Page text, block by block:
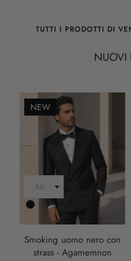
TUTTI I PRODOTTI DI
NUOVI
NEW
Nero
Smoking uomo nero con
strass - Agamemnon